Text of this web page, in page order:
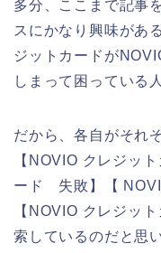
多分、ここまで記事
スにかなり興味があ
ジットカードが
しまって困っている
だから、各自がそれ
【NOVIO クレジッ
ード 失敗】【
【NOVIO クレジッ
索しているのだと思